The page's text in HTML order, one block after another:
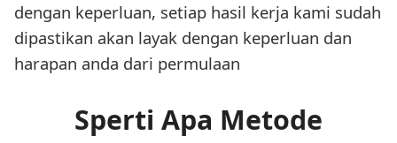
dengan keperluan, setiap hasil kerja kami sudah
dipastikan akan layak dengan keperluan dan
harapan anda dari permulaan
Sperti Apa Metode